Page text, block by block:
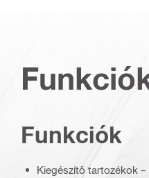
Funkciók
Kiegészítő tartozékok